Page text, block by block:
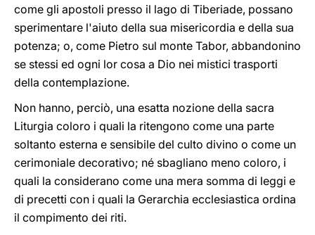
come gli apostoli presso il lago di Tiberiade, possano
sperimentare l'aiuto della sua misericordia e della sua
potenza; o, come Pietro sul monte Tabor, abbandonino
se stessi ed ogni lor cosa a Dio nei mistici trasporti
della contemplazione.
Non hanno, perciò, una esatta nozione della sacra
Liturgia coloro i quali la ritengono come una parte
soltanto esterna e sensibile del culto divino o come un
cerimoniale decorativo; né sbagliano meno coloro, i
quali la considerano come una mera somma di leggi e
di precetti con i quali la Gerarchia ecclesiastica ordina
il compimento dei riti.